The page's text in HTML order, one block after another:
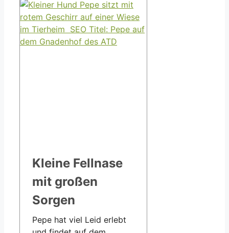
Kleine Fellnase
mit großen
Sorgen
Pepe hat viel Leid erlebt